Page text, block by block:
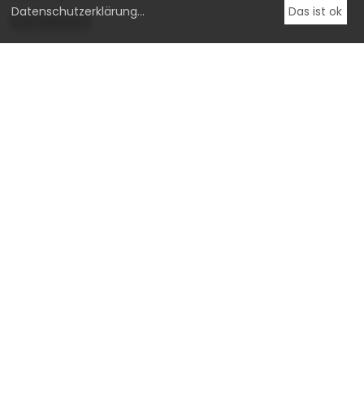
Datenschutzerklärung... Das ist ok